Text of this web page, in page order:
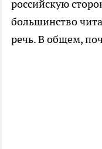
российскую
большинство
речь. В общем,